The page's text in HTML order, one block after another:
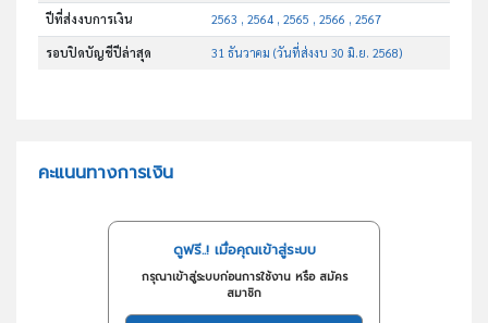
ปีที่ส่งงบการเงิน 2563 , 2564 , 2565 , 2566 , 2567
รอบปิดบัญชีปีล่าสุด 31 ธันวาคม (วันที่ส่งงบ 30 มิ.ย. 2568)
คะแนนทางการเงิน
ดูฟรี..! เมื่อคุณเข้าสู่ระบบ
กรุณาเข้าสู่ระบบก่อนการใช้งาน หรือ สมัคร
สมาชิก